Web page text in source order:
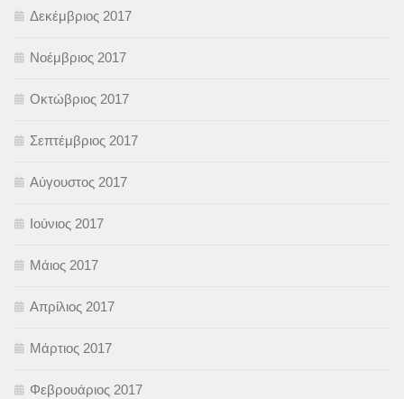
Δεκέμβριος 2017
Νοέμβριος 2017
Οκτώβριος 2017
Σεπτέμβριος 2017
Αύγουστος 2017
Ιούνιος 2017
Μάιος 2017
Απρίλιος 2017
Μάρτιος 2017
Φεβρουάριος 2017